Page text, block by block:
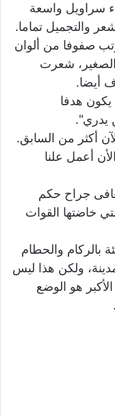
سراويل واسعة
والتجميل تماما.
صفوفا من ألوان
الصغير، شعرت
أيضا.
هدفا
يدري".
أكثر من السابق.
أعمل علنا
جراح حكم
خاضتها القوات
والحطام
ولكن هذا ليس
هو الوضع